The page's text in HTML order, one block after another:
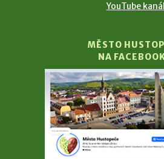
YouTube kanál
MĚSTO
NA